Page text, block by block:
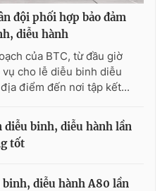
đội phối hợp bảo đảm
diễu hành
của BTC, từ đầu giờ
cho lễ diễu binh diễu
điểm đến nơi tập kết...
binh, diễu hành lần
tốt
diễu hành A80 lần